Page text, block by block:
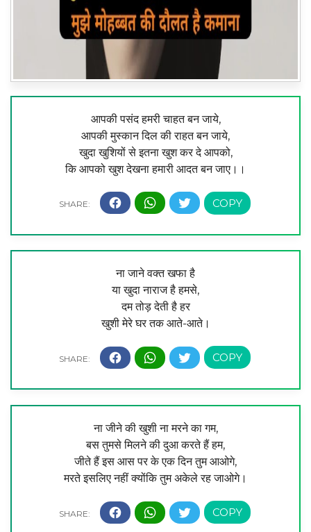
आपकी पसंद हमरी चाहत बन जाये,
आपकी मुस्कान दिल की राहत बन जाये,
खुदा खुशियों से इतना खुश कर दे आपको,
कि आपको खुश देखना हमारी आदत बन जाए।।
ना जाने वक्त खफा है
या खुदा नाराज है हमसे,
दम तोड़ देती है हर
खुशी मेरे घर तक आते-आते।
ना जीने की खुशी ना मरने का गम,
बस तुमसे मिलने की दुआ करते हैं हम,
जीते हैं इस आस पर के एक दिन तुम आओगे,
मरते इसलिए नहीं क्योंकि तुम अकेले रह जाओगे।